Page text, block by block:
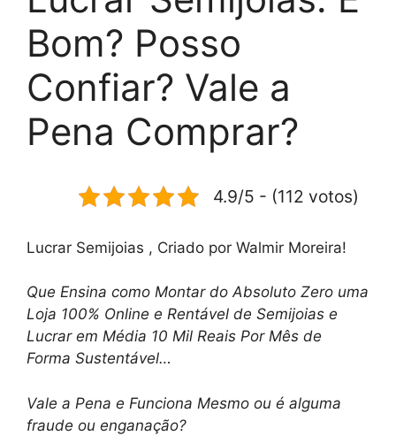
Bom? Posso
Confiar? Vale a
Pena Comprar?
4.9/5 - (112 votos)
Lucrar Semijoias , Criado por Walmir Moreira!
Que Ensina como Montar do Absoluto Zero uma
Loja 100% Online e Rentável de Semijoias e
Lucrar em Média 10 Mil Reais Por Mês de
Forma Sustentável…
Vale a Pena e Funciona Mesmo ou é alguma
fraude ou enganação?